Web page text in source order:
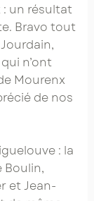
un résultat
Bravo tout
n’ont
Mourenx
de nos
: la
Boulin,
et Jean-